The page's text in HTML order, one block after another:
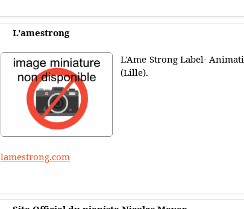
L'amestrong
L'Ame Strong Label-
(Lille).
lamestrong.com